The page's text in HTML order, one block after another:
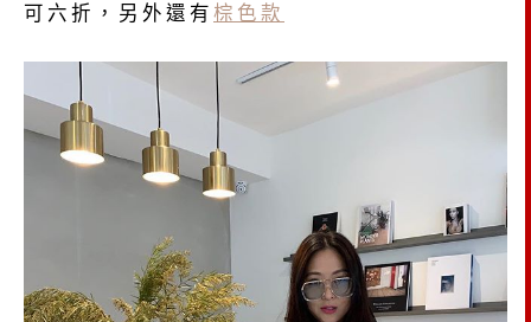
可六折，另外還有 棕色款